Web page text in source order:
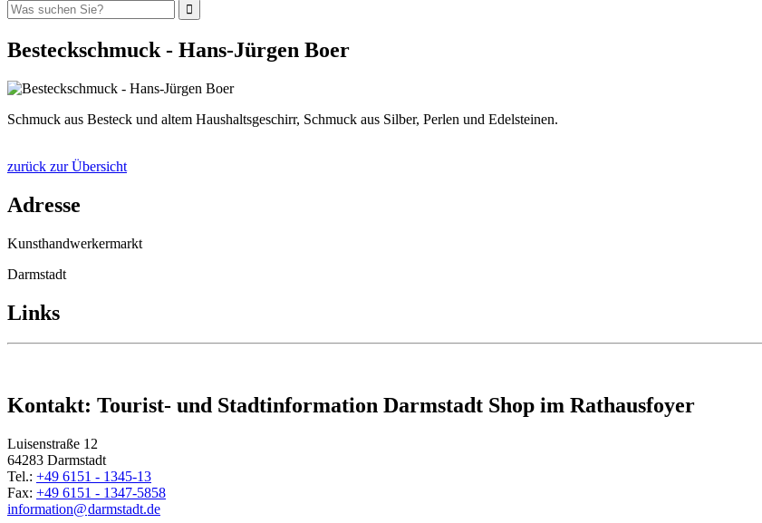
Besteckschmuck - Hans-Jürgen Boer
Schmuck aus Besteck und altem Haushaltsgeschirr, Schmuck aus Silber, Perlen und Edelsteinen.
zurück zur Übersicht
Adresse
Kunsthandwerkermarkt
Darmstadt
Links
Kontakt: Tourist- und Stadtinformation Darmstadt Shop im Rathausfoyer
Luisenstraße 12
64283 Darmstadt
Tel.: +49 6151 - 1345-13
Fax: +49 6151 - 1347-5858
information@darmstadt.de